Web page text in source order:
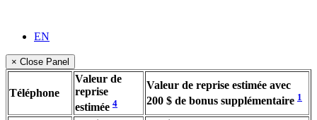
EN
× Close Panel
Téléphone
Valeur de
reprise
estimée 4
Valeur de reprise estimée avec
200 $ de bonus supplémentaire 1